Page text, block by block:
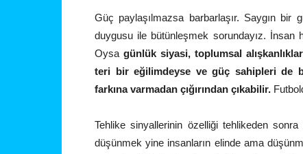
Güç paylaşılmazsa barbarlaşır. Saygın
duygusu ile bütünleşmek sorundayız. İnsan
Oysagünlük siyasi, toplumsal
teri bir eğilimdeyse ve güç sahipleri de
farkına varmadan çığırından çıkabilir.
Tehlike sinyallerinin özelliği tehlikeden
düşünmek yine insanların elinde ama